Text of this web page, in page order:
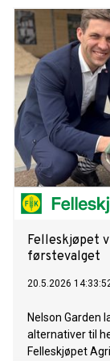
Felleskjøpet
førstevalget
20.5.2026
Nelson Garden
alternativer til
Felleskjøpet